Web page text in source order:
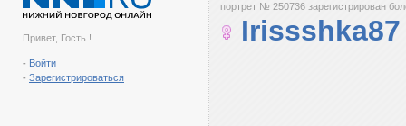
Привет, Гость !
- Войти
- Зарегистрироваться
портрет № 250736 зарегистрирован
Irissshka87